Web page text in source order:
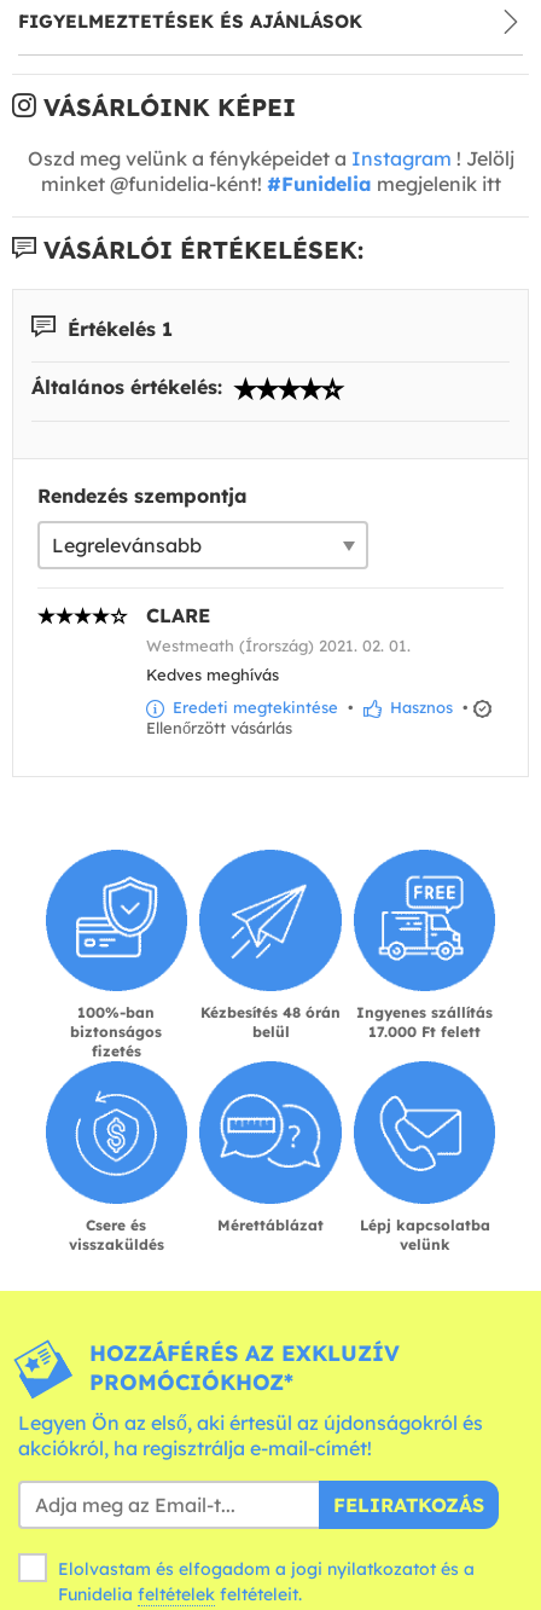
FIGYELMEZTETÉSEK ÉS AJÁNLÁSOK
VÁSÁRLÓINK KÉPEI
Oszd meg velünk a fényképeidet a Instagram ! Jelölj
minket @funidelia-ként! #Funidelia megjelenik itt
VÁSÁRLÓI ÉRTÉKELÉSEK:
Értékelés 1
Általános értékelés:
Rendezés szempontja
CLARE
Westmeath (Írország) 2021. 02. 01.
Kedves meghívás
Eredeti megtekintése • Hasznos •
Ellenőrzött vásárlás
100%-ban
biztonságos
fizetés
Kézbesítés 48 órán
belül
Ingyenes szállítás
17.000 Ft felett
Csere és
visszaküldés
Mérettáblázat
Lépj kapcsolatba
velünk
HOZZÁFÉRÉS AZ EXKLUZÍV
PROMÓCIÓKHOZ*
Legyen Ön az első, aki értesül az újdonságokról és
akciókról, ha regisztrálja e-mail-címét!
FELIRATKOZÁS
Elolvastam és elfogadom a jogi nyilatkozatot és a
Funidelia feltételek feltételeit.